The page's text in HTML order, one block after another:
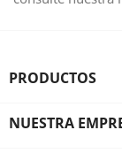
PRODUCTOS
NUESTRA